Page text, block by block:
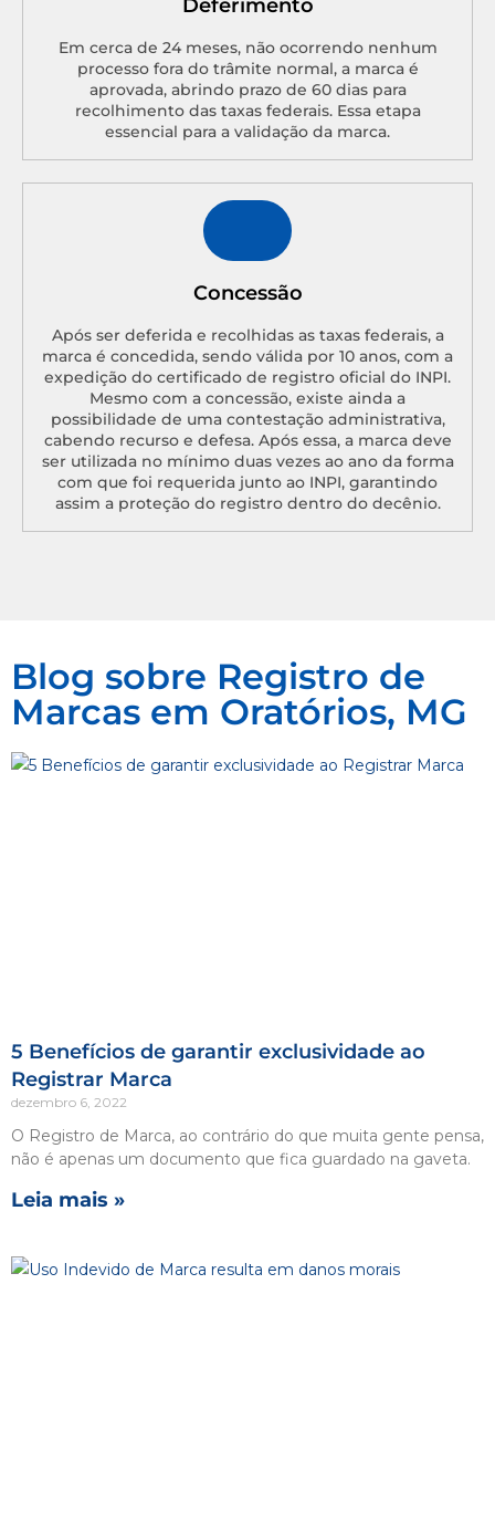
Deferimento
Em cerca de 24 meses, não ocorrendo nenhum
processo fora do trâmite normal, a marca é
aprovada, abrindo prazo de 60 dias para
recolhimento das taxas federais. Essa etapa
essencial para a validação da marca.
Concessão
Após ser deferida e recolhidas as taxas federais, a
marca é concedida, sendo válida por 10 anos, com a
expedição do certificado de registro oficial do INPI.
Mesmo com a concessão, existe ainda a
possibilidade de uma contestação administrativa,
cabendo recurso e defesa. Após essa, a marca deve
ser utilizada no mínimo duas vezes ao ano da forma
com que foi requerida junto ao INPI, garantindo
assim a proteção do registro dentro do decênio.
Blog sobre Registro de
Marcas em Oratórios, MG
5 Benefícios de garantir exclusividade ao
Registrar Marca
dezembro 6, 2022
O Registro de Marca, ao contrário do que muita gente pensa,
não é apenas um documento que fica guardado na gaveta.
Leia mais »